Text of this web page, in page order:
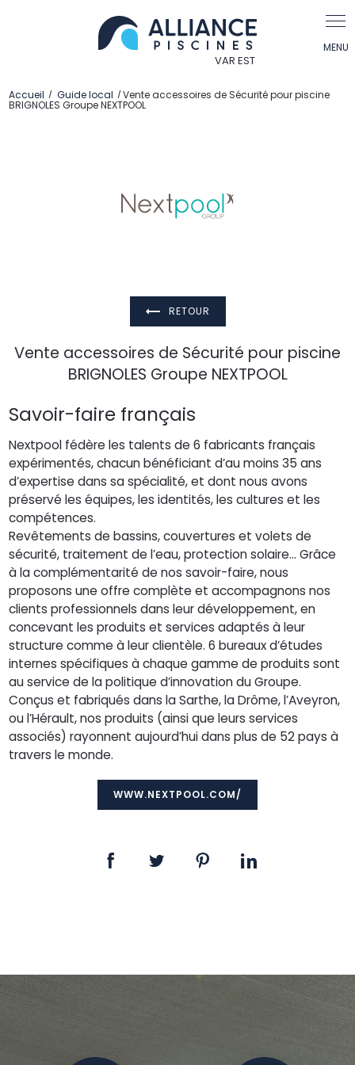
Accueil Guide local Vente accessoires de Sécurité pour piscine
BRIGNOLES Groupe NEXTPOOL
RETOUR
Vente accessoires de Sécurité pour piscine
BRIGNOLES Groupe NEXTPOOL
Savoir-faire français
Nextpool fédère les talents de 6 fabricants français
expérimentés, chacun bénéficiant d’au moins 35 ans
d’expertise dans sa spécialité, et dont nous avons
préservé les équipes, les identités, les cultures et les
compétences.
Revêtements de bassins, couvertures et volets de
sécurité, traitement de l’eau, protection solaire… Grâce
à la complémentarité de nos savoir-faire, nous
proposons une offre complète et accompagnons nos
clients professionnels dans leur développement, en
concevant les produits et services adaptés à leur
structure comme à leur clientèle. 6 bureaux d’études
internes spécifiques à chaque gamme de produits sont
au service de la politique d’innovation du Groupe.
Conçus et fabriqués dans la Sarthe, la Drôme, l’Aveyron,
ou l’Hérault, nos produits (ainsi que leurs services
associés) rayonnent aujourd’hui dans plus de 52 pays à
travers le monde.
WWW.NEXTPOOL.COM/